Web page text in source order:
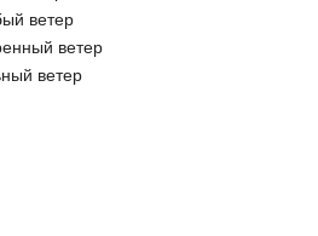
ветер
ветер
ветер